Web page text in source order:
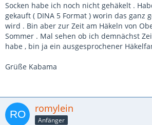
Socken habe ich noch nicht gehäkelt .
gekauft ( DINA 5 Format ) worin das ganz
wird . Bin aber zur Zeit am Häkeln von
Sommer . Mal sehen ob ich demnächst
habe , bin ja ein ausgesprochener
Grüße Kabama
romylein
Anfänger